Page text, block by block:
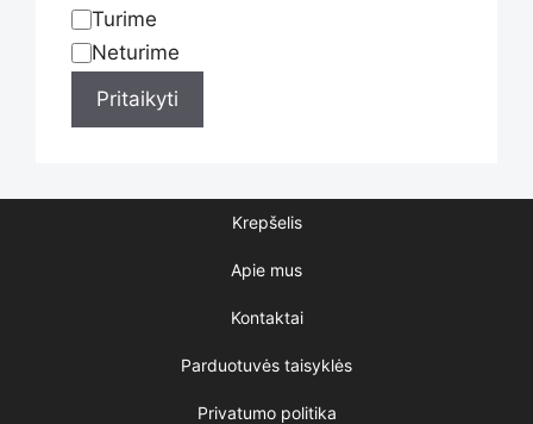
product
page
Statusas
Turime
Neturime
Pritaikyti
Krepšelis
Apie mus
Kontaktai
Parduotuvės taisyklės
Privatumo politika